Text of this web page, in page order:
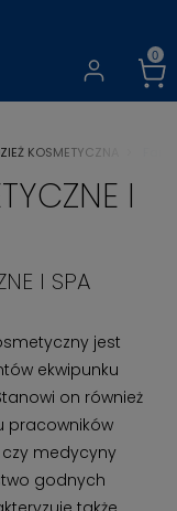
KOSMETYCZNA
I
I SPA
jest
ekwipunku
on również
pracowników
medycyny
godnych